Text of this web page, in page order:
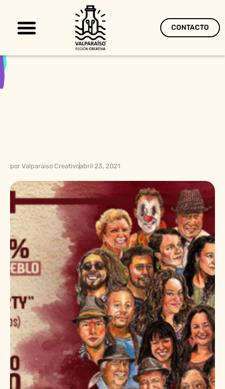
CONTACTO
por Valparaiso Creativoabril 23, 2021